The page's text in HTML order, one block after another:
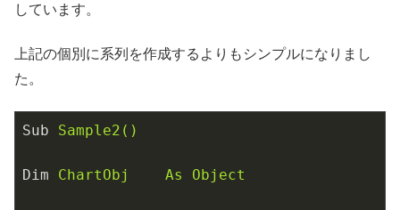
しています。
上記の個別に系列を作成するよりもシンプルになりまし
た。
Sub Sample2()
Dim ChartObj    As Object